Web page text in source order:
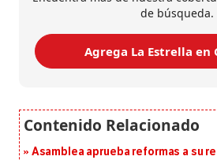
de búsqueda.
Agrega La Estrella en
Asamblea aprueba reformas a su